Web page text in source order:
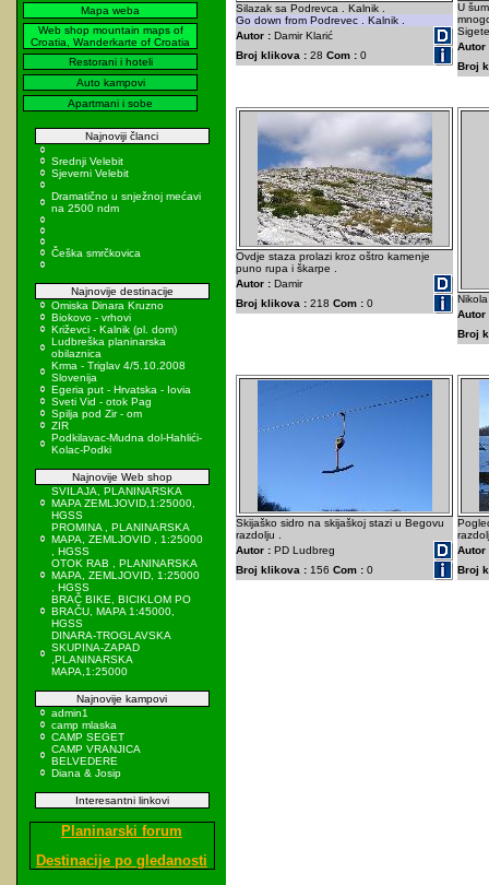
Mapa weba
Web shop mountain maps of
Croatia, Wanderkarte of Croatia
Restorani i hoteli
Auto kampovi
Apartmani i sobe
Najnoviji članci
Srednji Velebit
Sjeverni Velebit
Dramatično u snježnoj mećavi
na 2500 ndm
Češka smrčkovica
Najnovije destinacije
Omiska Dinara Kruzno
Biokovo - vrhovi
Križevci - Kalnik (pl. dom)
Ludbreška planinarska
obilaznica
Krma - Triglav 4/5.10.2008
Slovenija
Egeria put - Hrvatska - Iovia
Sveti Vid - otok Pag
Spilja pod Zir - om
ZIR
Podkilavac-Mudna dol-Hahlići-
Kolac-Podki
Najnovije Web shop
SVILAJA, PLANINARSKA
MAPA ZEMLJOVID,1:25000,
HGSS
PROMINA , PLANINARSKA
MAPA, ZEMLJOVID , 1:25000
, HGSS
OTOK RAB , PLANINARSKA
MAPA, ZEMLJOVID, 1:25000
, HGSS
BRAČ BIKE, BICIKLOM PO
BRAČU, MAPA 1:45000,
HGSS
DINARA-TROGLAVSKA
SKUPINA-ZAPAD
,PLANINARSKA
MAPA,1:25000
Najnovije kampovi
admin1
camp mlaska
CAMP SEGET
CAMP VRANJICA
BELVEDERE
Diana & Josip
Interesantni linkovi
Planinarski forum
Destinacije po gledanosti
Silazak sa Podrevca . Kalnik .
Go down from Podrevec . Kalnik .
Autor : Damir Klarić
Broj klikova : 28 Com : 0
U
Autor
Broj
Ovdje staza prolazi kroz oštro kamenje
puno rupa i škarpe .
Autor : Damir
Broj klikova : 218 Com : 0
Autor
Broj
Skijaško sidro na skijaškoj stazi u Begovu
razdolju .
Autor : PD Ludbreg
Broj klikova : 156 Com : 0
Autor
Broj